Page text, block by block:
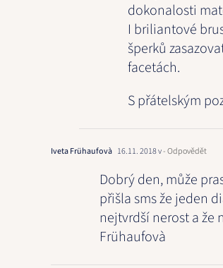
dokonalosti
I briliantové
šperků
facetách.
S přátelským
Iveta Frühaufovà 16.11. 2018 v- Odpovědět
Dobrý den, může
přišla sms že jeden
nejtvrdší nerost a že
Frühaufovà